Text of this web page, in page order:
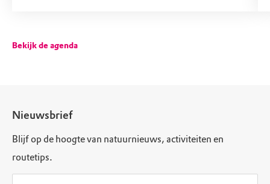
Bekijk de agenda
Nieuwsbrief
Blijf op de hoogte van natuurnieuws, activiteiten en
routetips.